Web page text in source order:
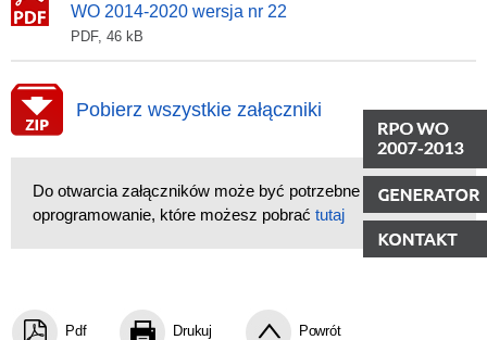
WO 2014-2020 wersja nr 22
PDF, 46 kB
Pobierz wszystkie załączniki
Do otwarcia załączników może być potrzebne
oprogramowanie, które możesz pobrać tutaj
Pdf Drukuj Powrót